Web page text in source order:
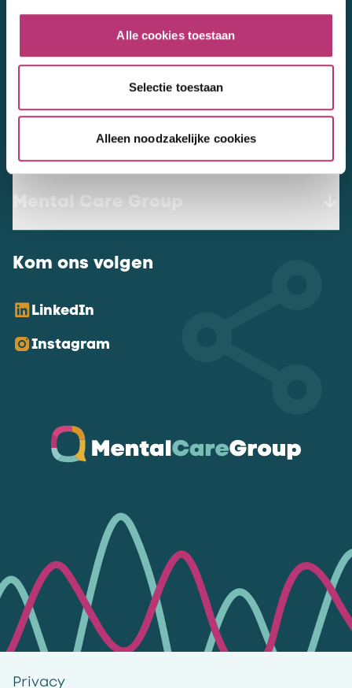
Alle cookies toestaan
Selectie toestaan
Alleen noodzakelijke cookies
werkenbij@mentalcaregroup.nl
NL Mental Care Group B.V.:
Vacatures
Mental Care Group
Kom ons volgen
LinkedIn
Instagram
Privacy